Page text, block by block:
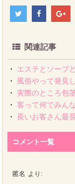
関連記事
・
エステとソープ
・
風俗やって発見
・ 実際のところ包
・ 客って何でみん
・ 長いお客さん最
コメント一覧
匿名 より: